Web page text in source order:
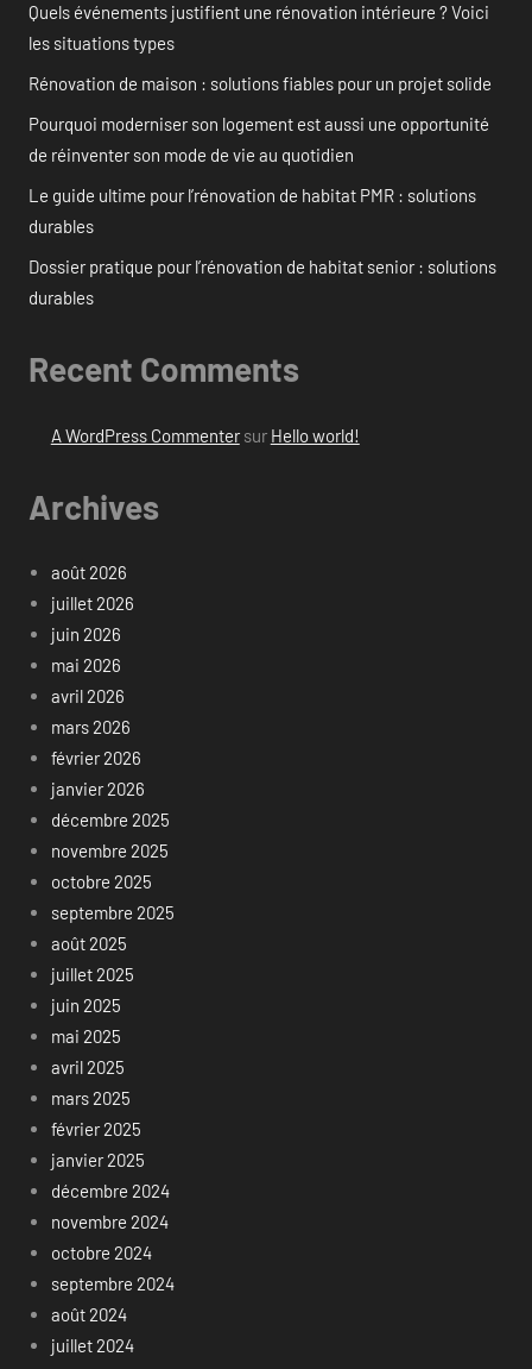
Quels événements justifient une rénovation intérieure ? Voici
les situations types
Rénovation de maison : solutions fiables pour un projet solide
Pourquoi moderniser son logement est aussi une opportunité
de réinventer son mode de vie au quotidien
Le guide ultime pour l’rénovation de habitat PMR : solutions
durables
Dossier pratique pour l’rénovation de habitat senior : solutions
durables
Recent Comments
A WordPress Commentersur Hello world!
Archives
août 2026
juillet 2026
juin 2026
mai 2026
avril 2026
mars 2026
février 2026
janvier 2026
décembre 2025
novembre 2025
octobre 2025
septembre 2025
août 2025
juillet 2025
juin 2025
mai 2025
avril 2025
mars 2025
février 2025
janvier 2025
décembre 2024
novembre 2024
octobre 2024
septembre 2024
août 2024
juillet 2024